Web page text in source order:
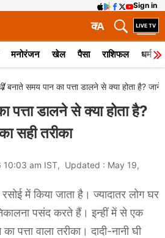
Sign in
A
क
मनोरंजन खेल पैसा राशिफल धर्म
बनाते समय पान का पत्ता डालने से क्या होता है?
पत्ता डालने से क्या होता है?
सही तरीका
10:03 am IST, Updated : May 19,
में किया जाता है। ज्यादातर लोग घर
पसंद करते हैं। इन्हीं में से एक
पत्ता वाला तरीका। दादी-नानी घी